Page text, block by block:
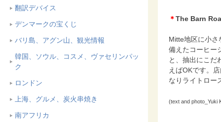
翻訳デバイス
デンマークの宝くじ
バリ島、アグン山、観光情報
韓国、ソウル、コスメ、ヴァセリンパッ
ク
ロンドン
上海、グルメ、炭火串焼き
南アフリカ
＊The Barn
Mitte地区に小さ
備えたコーヒー
と、抽出にこだ
えばOKです。
なりライトロー
(text and photo_Yuki